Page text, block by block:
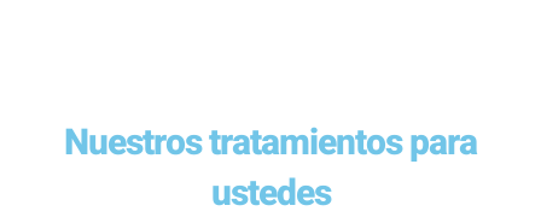
Nuestros tratamientos para
ustedes